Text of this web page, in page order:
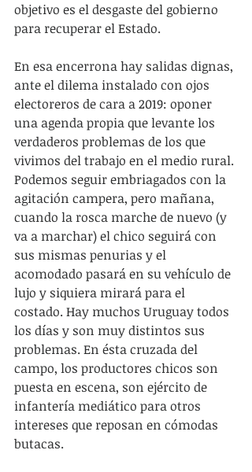
objetivo es el desgaste del gobierno
para recuperar el Estado.
En esa encerrona hay salidas dignas,
ante el dilema instalado con ojos
electoreros de cara a 2019: oponer
una agenda propia que levante los
verdaderos problemas de los que
vivimos del trabajo en el medio rural.
Podemos seguir embriagados con la
agitación campera, pero mañana,
cuando la rosca marche de nuevo (y
va a marchar) el chico seguirá con
sus mismas penurias y el
acomodado pasará en su vehículo de
lujo y siquiera mirará para el
costado. Hay muchos Uruguay todos
los días y son muy distintos sus
problemas. En ésta cruzada del
campo, los productores chicos son
puesta en escena, son ejército de
infantería mediático para otros
intereses que reposan en cómodas
butacas.